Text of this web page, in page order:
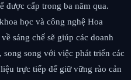
được cấp trong ba năm qua.
học và công nghệ Hoa
sáng chế sẽ giúp các doanh
song với việc phát triển các
trực tiếp để giữ vững rào cản